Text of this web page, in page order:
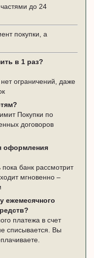
до 24
покупки, а
в 1 раз?
ограничений, даже
Покупки по
договоров
оформления
банк рассмотрит
мгновенно –
ежемесячного
платежа в счет
списывается. Вы